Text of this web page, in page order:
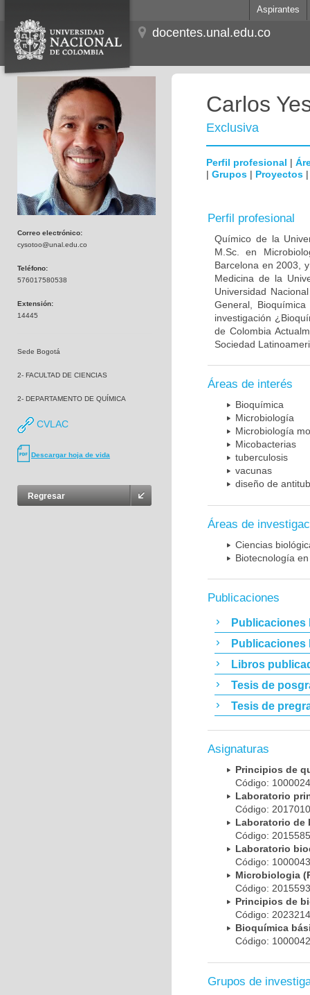
Aspirantes
docentes.unal.edu.co
Correo electrónico:
cysotoo@unal.edu.co
Teléfono:
576017580538
Extensión:
14445
Sede Bogotá
2- FACULTAD DE CIENCIAS
2- DEPARTAMENTO DE QUÍMICA
CVLAC
Descargar hoja de vida
Regresar
Carlos
Exclusiva
Perfil profesional |
| Grupos | Proyectos
Perfil profesional
Químico de la
M.Sc. en
Barcelona en 2003,
Medicina de la
Universidad
General,
investigación
de Colombia
Sociedad
Áreas de interés
Bioquímica
Microbiología
Microbiología
Micobacterias
tuberculosis
vacunas
diseño de
Áreas de
Ciencias
Biotecnología
Publicaciones
Publicaciones
Publicaciones
Libros
Tesis de
Tesis de
Asignaturas
Principios de
Código:
Laboratorio
Código:
Laboratorio de
Código:
Laboratorio
Código:
Microbiologia
Código:
Principios de
Código:
Bioquímica
Código:
Grupos de